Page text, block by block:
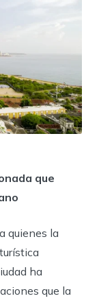
que
quienes la
ha
que la